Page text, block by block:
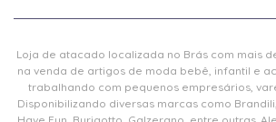
Loja de atacado localizada no Brás com mais
na venda de artigos de moda bebê, infantil e
trabalhando com pequenos empresários,
Disponibilizando diversas marcas como